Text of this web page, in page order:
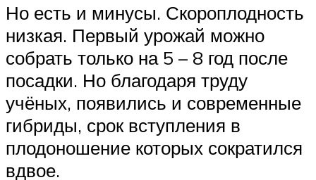
Но есть и минусы. Скороплодность
низкая. Первый урожай можно
собрать только на 5 – 8 год после
посадки. Но благодаря труду
учёных, появились и современные
гибриды, срок вступления в
плодоношение которых сократился
вдвое.